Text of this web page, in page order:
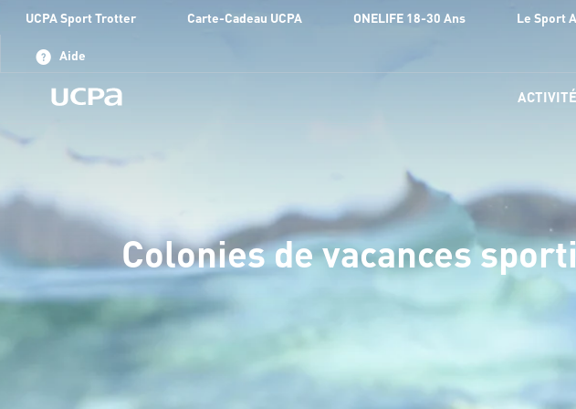
UCPA Sport Trotter Carte-Cadeau UCPA ONELIFE 18-30 Ans Le Sport
Aide
Colonies de vacances